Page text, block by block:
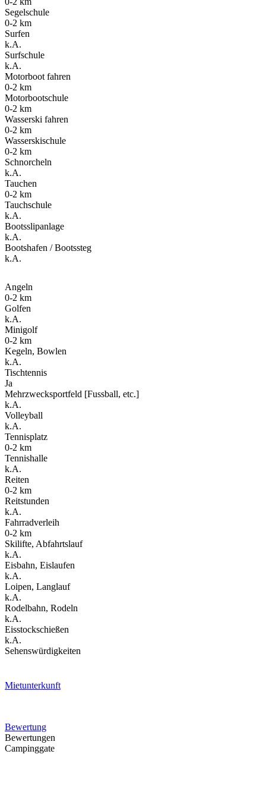
Segelschule
0-2 km
Surfen
k.A.
Surfschule
k.A.
Motorboot fahren
0-2 km
Motorbootschule
0-2 km
Wasserski fahren
0-2 km
Wasserskischule
0-2 km
Schnorcheln
k.A.
Tauchen
0-2 km
Tauchschule
k.A.
Bootsslipanlage
k.A.
Bootshafen / Bootssteg
k.A.
Angeln
0-2 km
Golfen
k.A.
Minigolf
0-2 km
Kegeln, Bowlen
k.A.
Tischtennis
Ja
Mehrzwecksportfeld [Fussball, etc.]
k.A.
Volleyball
k.A.
Tennisplatz
0-2 km
Tennishalle
k.A.
Reiten
0-2 km
Reitstunden
k.A.
Fahrradverleih
0-2 km
Skilifte, Abfahrtslauf
k.A.
Eisbahn, Eislaufen
k.A.
Loipen, Langlauf
k.A.
Rodelbahn, Rodeln
k.A.
Eisstockschießen
k.A.
Sehenswürdigkeiten
Mietunterkunft
Bewertung
Bewertungen
Campinggate